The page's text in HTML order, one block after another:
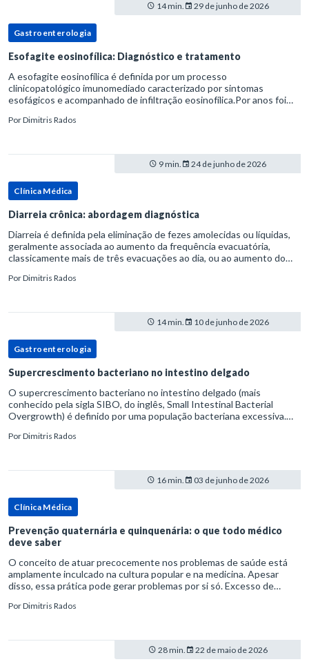
14 min. 29 de junho de 2026
Gastroenterologia
Esofagite eosinofílica: Diagnóstico e tratamento
A esofagite eosinofílica é definida por um processo
clinicopatológico imunomediado caracterizado por sintomas
esofágicos e acompanhado de infiltração eosinofílica.Por anos foi
refluxo gastr
PorDimitris Rados
9 min. 24 de junho de 2026
Clínica Médica
Diarreia crônica: abordagem diagnóstica
Diarreia é definida pela eliminação de fezes amolecidas ou líquidas,
geralmente associada ao aumento da frequência evacuatória,
classicamente mais de três evacuações ao dia, ou ao aumento do
PorDimitris Rados
14 min. 10 de junho de 2026
Gastroenterologia
Supercrescimento bacteriano no intestino delgado
O supercrescimento bacteriano no intestino delgado (mais
conhecido pela sigla SIBO, do inglês, Small Intestinal Bacterial
Overgrowth) é definido por uma população bacteriana excessiva.
PorDimitris Rados
16 min. 03 de junho de 2026
Clínica Médica
Prevenção quaternária e quinquenária: o que todo médico
deve saber
O conceito de atuar precocemente nos problemas de saúde está
amplamente inculcado na cultura popular e na medicina. Apesar
disso, essa prática pode gerar problemas por si só. Excesso de
PorDimitris Rados
28 min. 22 de maio de 2026